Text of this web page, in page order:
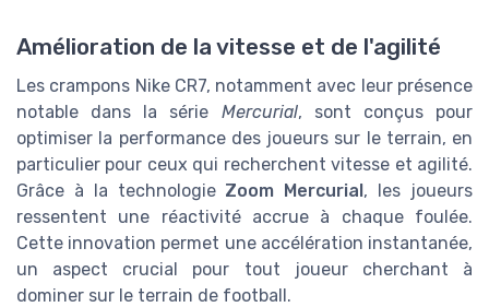
Amélioration de la vitesse et de l'agilité
Les crampons Nike CR7, notamment avec leur présence
notable dans la série Mercurial, sont conçus pour
optimiser la performance des joueurs sur le terrain, en
particulier pour ceux qui recherchent vitesse et agilité.
Grâce à la technologie Zoom Mercurial, les joueurs
ressentent une réactivité accrue à chaque foulée.
Cette innovation permet une accélération instantanée,
un aspect crucial pour tout joueur cherchant à
dominer sur le terrain de football.